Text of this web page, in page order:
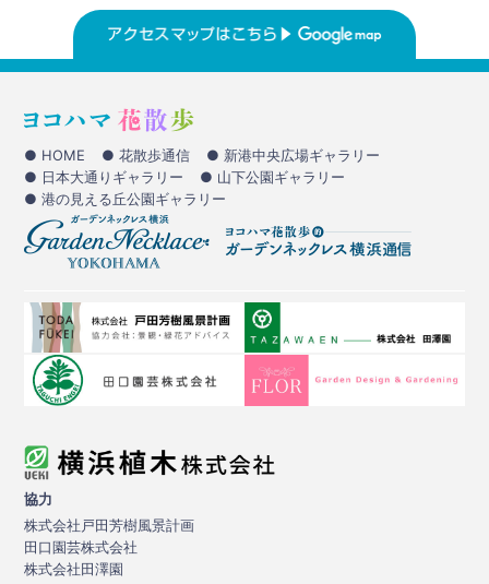
● HOME ● 花散歩通信
● 新港中央広場ギャラリー
● 日本大通りギャラリー
● 山下公園ギャラリー
● 港の見える丘公園ギャラリー
協力
株式会社戸田芳樹風景計画
田口園芸株式会社
株式会社田澤園